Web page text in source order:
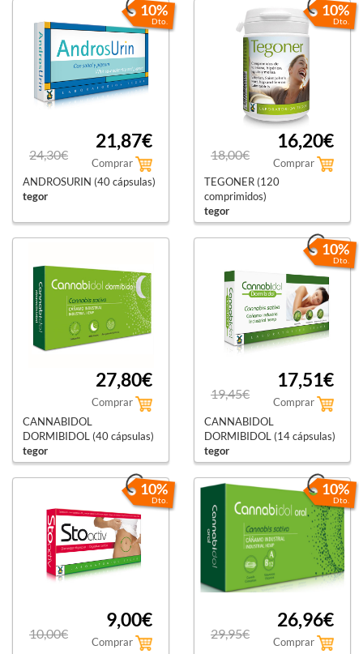
10%
Dto.
24,30€
21,87€
Comprar
ANDROSURIN (40 cápsulas)
tegor
10%
Dto.
18,00€
16,20€
Comprar
TEGONER (120
comprimidos)
tegor
27,80€
Comprar
CANNABIDOL
DORMIBIDOL (40 cápsulas)
tegor
10%
Dto.
19,45€
17,51€
Comprar
CANNABIDOL
DORMIBIDOL (14 cápsulas)
tegor
10%
Dto.
10,00€
9,00€
Comprar
10%
Dto.
29,95€
26,96€
Comprar